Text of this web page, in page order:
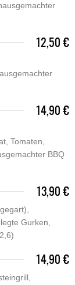
12,50 €
14,90 €
Tomaten,
BBQ
13,90 €
Gurken,
14,90 €